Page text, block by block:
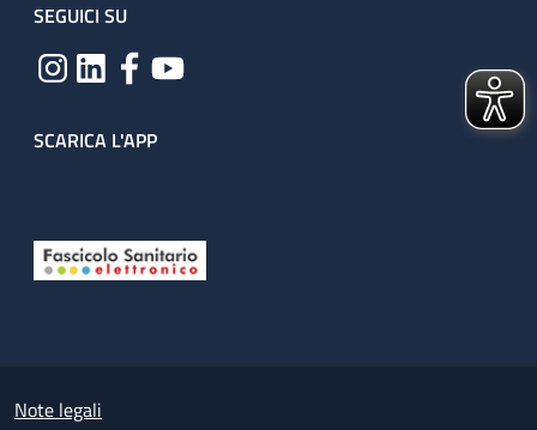
SEGUICI SU
SCARICA L'APP
Small prints
Note legali